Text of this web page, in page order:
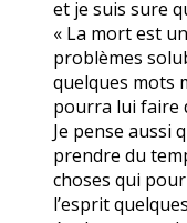
et je suis sure
« La mort est
problèmes
quelques mots
pourra lui faire
Je pense aussi
prendre du
choses qui
l’esprit